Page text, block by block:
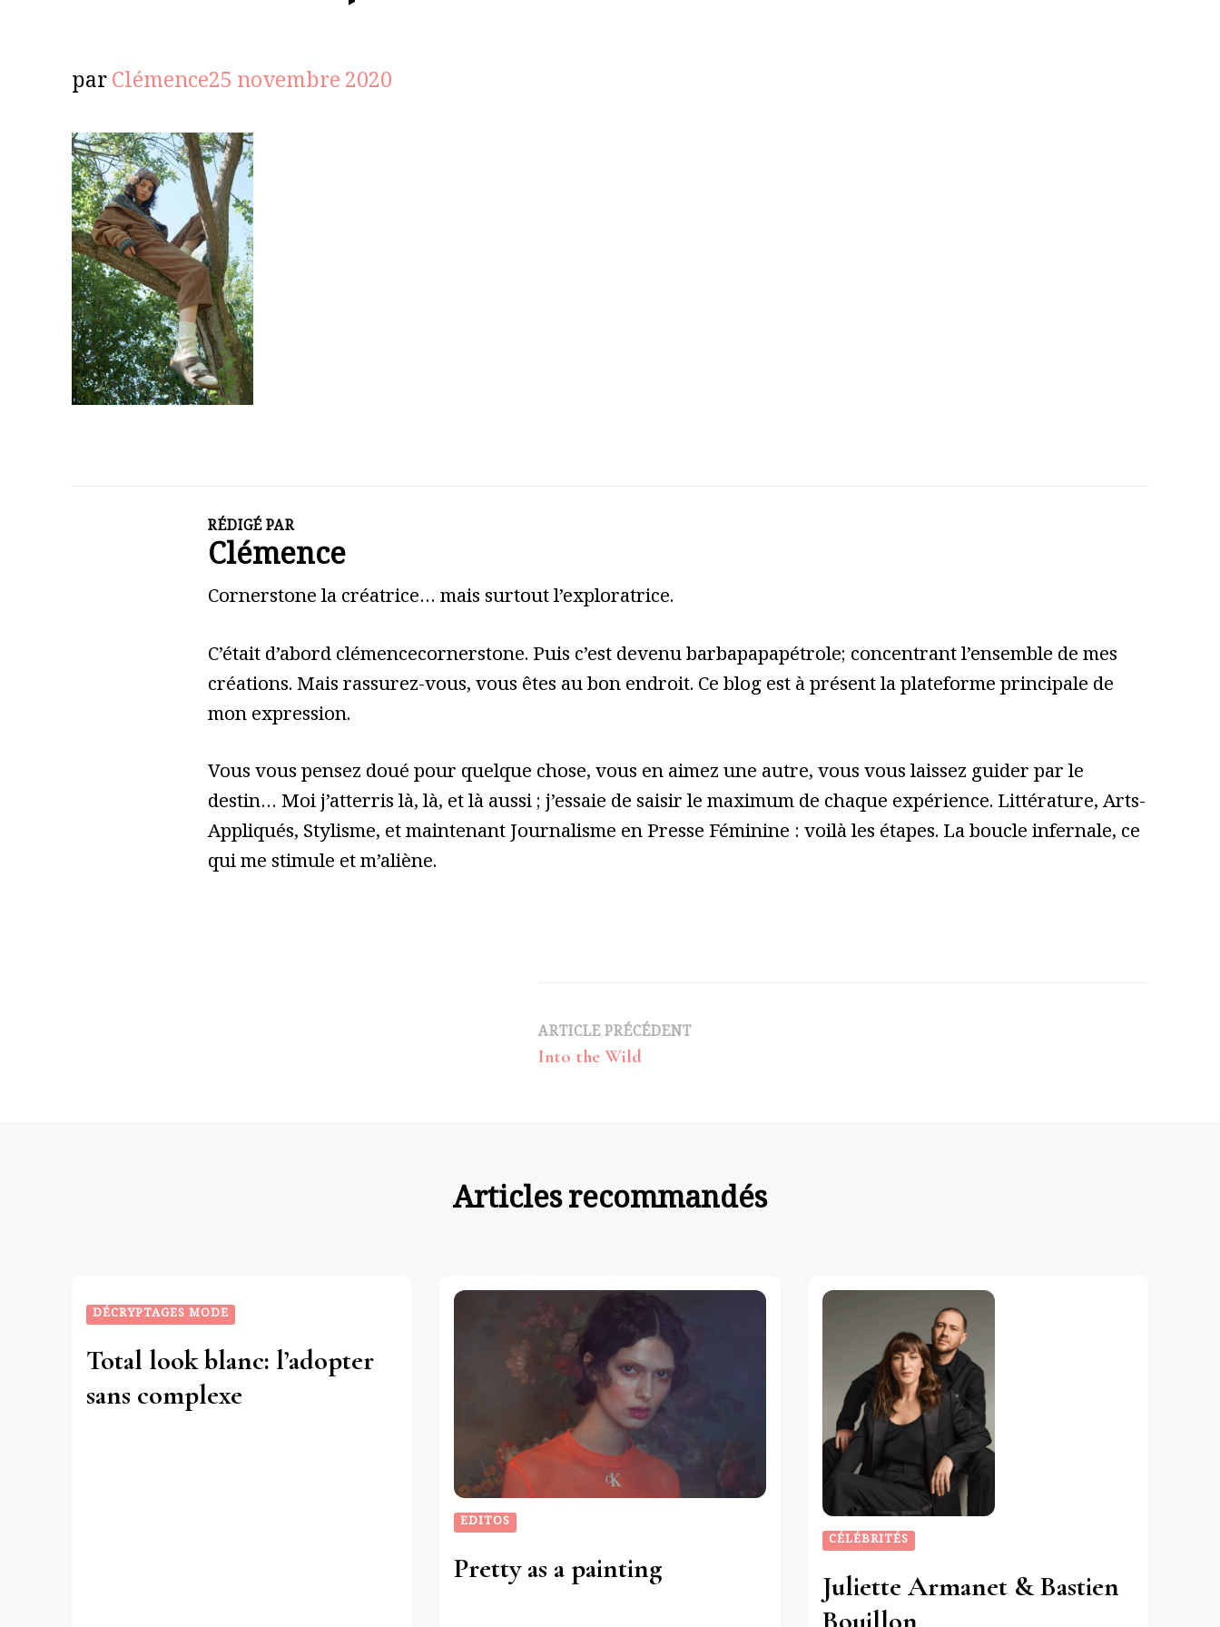
parClémence25 novembre 2020
RÉDIGÉ PAR
Clémence
Cornerstone la créatrice… mais surtout l’exploratrice.
C’était d’abord clémencecornerstone. Puis c’est devenu barbapapapétrole; concentrant l’ensemble de mes
créations. Mais rassurez-vous, vous êtes au bon endroit. Ce blog est à présent la plateforme principale de
mon expression.
Vous vous pensez doué pour quelque chose, vous en aimez une autre, vous vous laissez guider par le
destin… Moi j’atterris là, là, et là aussi ; j’essaie de saisir le maximum de chaque expérience. Littérature, Arts-
Appliqués, Stylisme, et maintenant Journalisme en Presse Féminine : voilà les étapes. La boucle infernale, ce
qui me stimule et m’aliène.
Navigation
d’article
ARTICLE PRÉCÉDENT
Into the Wild
Articles recommandés
DÉCRYPTAGES MODE
Total look blanc: l’adopter
sans complexe
EDITOS
Pretty as a painting
CÉLÉBRITÉS
Juliette Armanet & Bastien